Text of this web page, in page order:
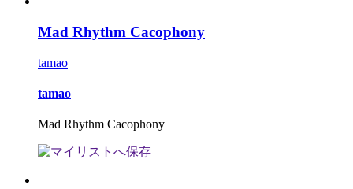
Mad Rhythm Cacophony
tamao
tamao
Mad Rhythm Cacophony